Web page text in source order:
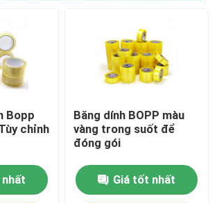
Bopp
chỉnh
Băng dính BOPP màu
vàng trong suốt để
đóng gói
Giá tốt nhất